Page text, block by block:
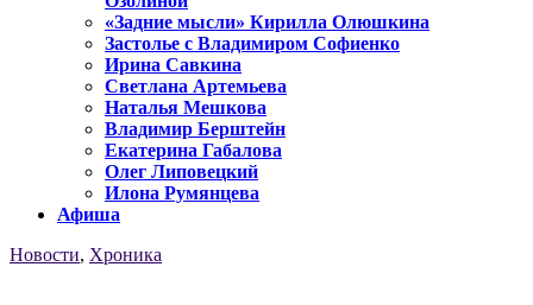
«Задние мысли» Кирилла Олюшкина
Застолье с Владимиром Софиенко
Ирина Савкина
Светлана Артемьева
Наталья Мешкова
Владимир Берштейн
Екатерина Габалова
Олег Липовецкий
Илона Румянцева
Афиша
Новости, Хроника